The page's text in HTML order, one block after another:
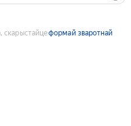
скарыстайцеформай зваротнай